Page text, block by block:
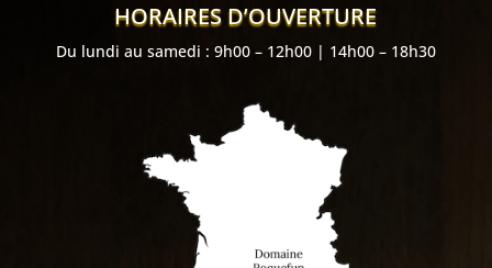
HORAIRES D’OUVERTURE
Du lundi au samedi : 9h00 – 12h00 | 14h00 – 18h30